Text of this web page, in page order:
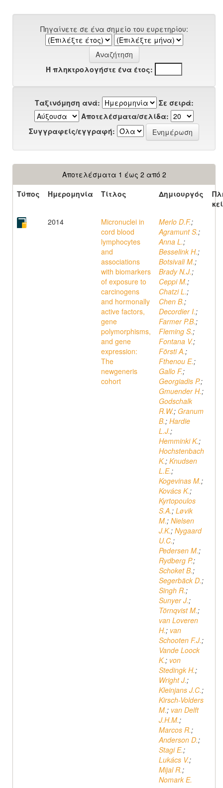
Πηγαίνετε σε ένα σημείο του ευρετηρίου:
Ή πληκτρολογήστε ένα έτος:
Ταξινόμηση ανά:
Σε σειρά:
Αποτελέσματα/σελίδα:
Συγγραφείς/εγγραφή:
Αποτελέσματα 1 έως 2 από 2
Τύπος
Ημερομηνία Τίτλος Δημιουργός
2014
Micronuclei in
cord blood
lymphocytes
and
associations
with biomarkers
of exposure to
carcinogens
and hormonally
active factors,
gene
polymorphisms,
and gene
expression:
The
newgeneris
cohort
Merlo D.F.;
Agramunt S.;
Anna L.;
Besselink H.;
Botsivali M.;
Brady N.J.;
Ceppi M.;
Chatzi L.;
Chen B.;
Decordier I.;
Farmer P.B.;
Fleming S.;
Fontana V.;
Försti A.;
Fthenou E.;
Gallo F.;
Georgiadis P.;
Gmuender H.;
Godschalk
R.W.; Granum
B.; Hardie
L.J.;
Hemminki K.;
Hochstenbach
K.; Knudsen
L.E.;
Kogevinas M.;
Kovács K.;
Kyrtopoulos
S.A.; Løvik
M.; Nielsen
J.K.; Nygaard
U.C.;
Pedersen M.;
Rydberg P.;
Schoket B.;
Segerbäck D.;
Singh R.;
Sunyer J.;
Törnqvist M.;
van Loveren
H.; van
Schooten F.J.;
Vande Loock
K.; von
Stedingk H.;
Wright J.;
Kleinjans J.C.;
Kirsch-Volders
M.; van Delft
J.H.M.;
Marcos R.;
Anderson D.;
Stagi E.;
Lukács V.;
Mijal R.;
Nomark E.